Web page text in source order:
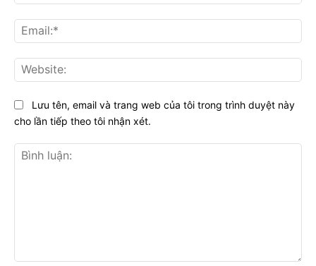
Lưu tên, email và trang web của tôi trong trình duyệt này
cho lần tiếp theo tôi nhận xét.